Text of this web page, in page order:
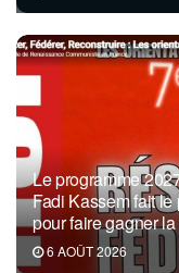
Le programme
Fadi Kassem fait
pour faire gagner
6 AOÛT 2026